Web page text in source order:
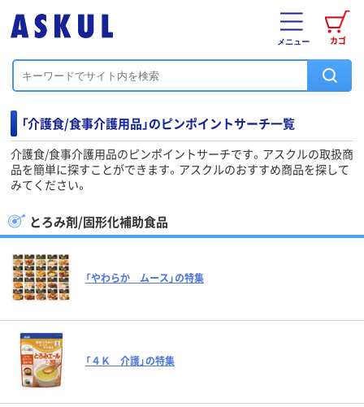
カゴ
メニュー
「介護食/食事介護用品」のピンポイントサーチ一覧
介護食/食事介護用品のピンポイントサーチです。アスクルの取扱商
品を簡単に探すことができます。アスクルのおすすめ商品を探して
みてください。
とろみ剤/固形化補助食品
「やわらか ムース」の特集
「４Ｋ 介護」の特集